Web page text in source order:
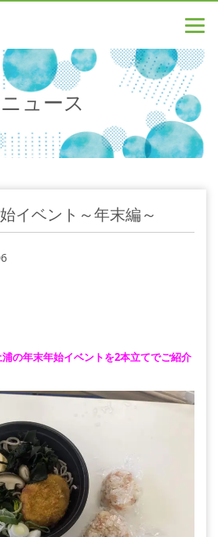
ニュース
イベント～年末編～
の年末年始イベントを2本立てでご紹介